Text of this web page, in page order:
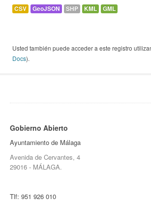
CSV GeoJSON SHP KML GML
Usted también puede acceder a este registro
Docs).
Gobierno Abierto
Ayuntamiento de Málaga
Avenida de Cervantes, 4
29016 - MÁLAGA.
Tlf: 951 926 010